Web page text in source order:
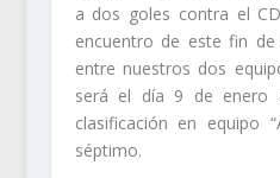
a dos goles contra el
encuentro de este fin
entre nuestros dos
será el día 9 de enero
clasificación en equipo
séptimo.